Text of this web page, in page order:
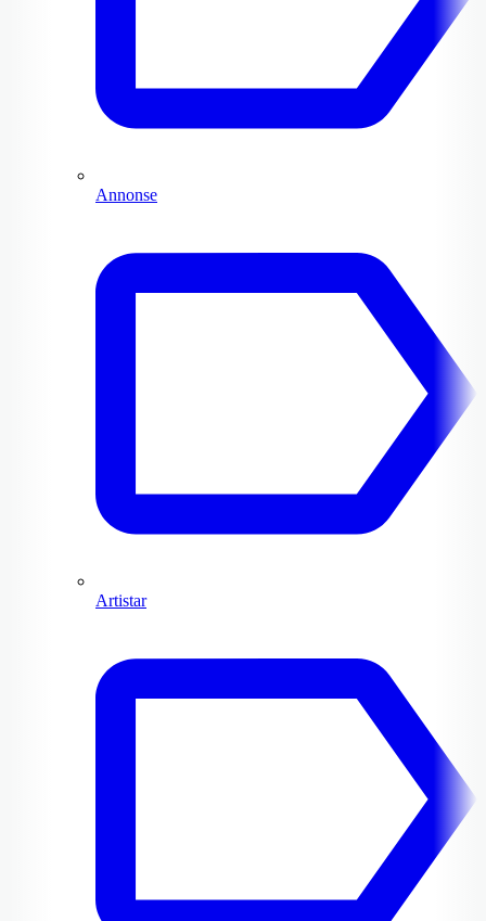
Annonse
Artistar